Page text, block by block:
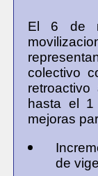
El 6 de
colectivo
hasta el
mejoras
de